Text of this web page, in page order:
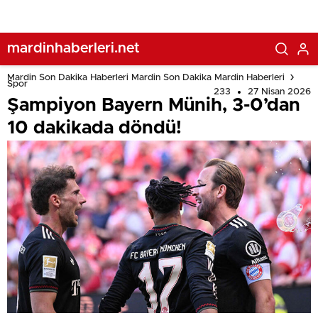
mardinhaberleri.net
Mardin Son Dakika Haberleri Mardin Son Dakika Mardin Haberleri
Spor
233
27 Nisan 2026
Şampiyon Bayern Münih, 3-0’dan
10 dakikada döndü!